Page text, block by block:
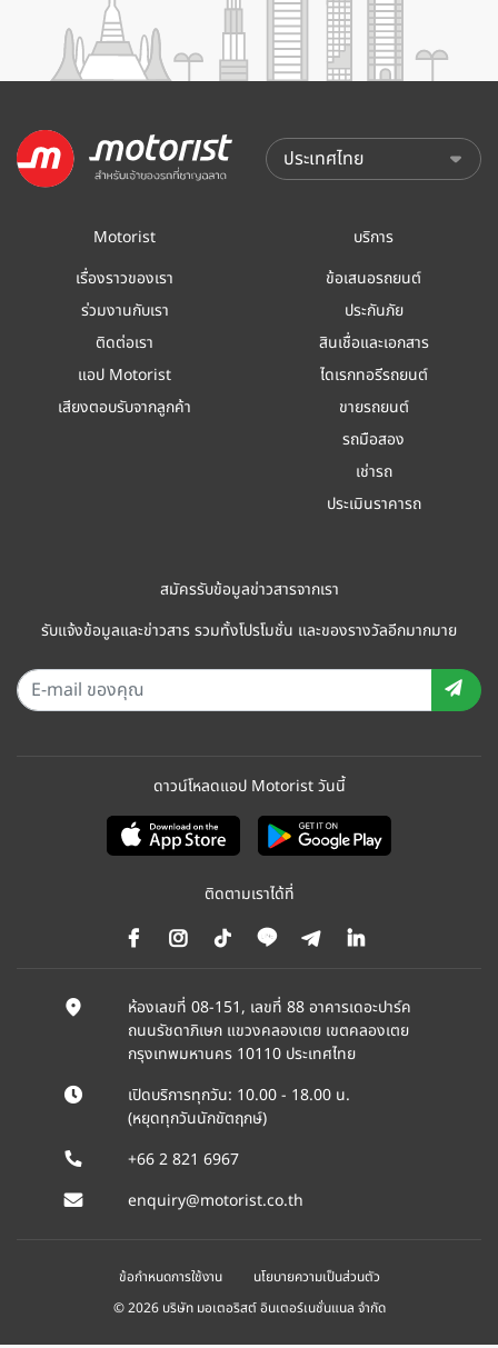
Motorist
เรื่องราวของเรา
ร่วมงานกับเรา
ติดต่อเรา
แอป Motorist
เสียงตอบรับจากลูกค้า
บริการ
ข้อเสนอรถยนต์
ประกันภัย
สินเชื่อและเอกสาร
ไดเรกทอรีรถยนต์
ขายรถยนต์
รถมือสอง
เช่ารถ
ประเมินราคารถ
สมัครรับข้อมูลข่าวสารจากเรา
รับแจ้งข้อมูลและข่าวสาร รวมทั้งโปรโมชั่น และของรางวัลอีกมากมาย
ดาวน์โหลดแอป Motorist วันนี้
ติดตามเราได้ที่
ห้องเลขที่ 08-151, เลขที่ 88 อาคารเดอะปาร์ค
ถนนรัชดาภิเษก แขวงคลองเตย เขตคลองเตย
กรุงเทพมหานคร 10110 ประเทศไทย
เปิดบริการทุกวัน: 10.00 - 18.00 น.
(หยุดทุกวันนักขัตฤกษ์)
+66 2 821 6967
enquiry@motorist.co.th
ข้อกำหนดการใช้งาน
นโยบายความเป็นส่วนตัว
© 2026 บริษัท มอเตอริสต์ อินเตอร์เนชั่นแนล จำกัด